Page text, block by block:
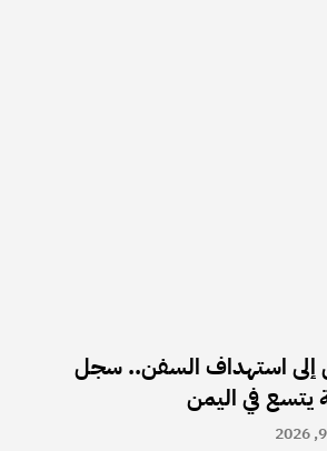
إلى استهداف السفن.. سجل
يتسع في اليمن